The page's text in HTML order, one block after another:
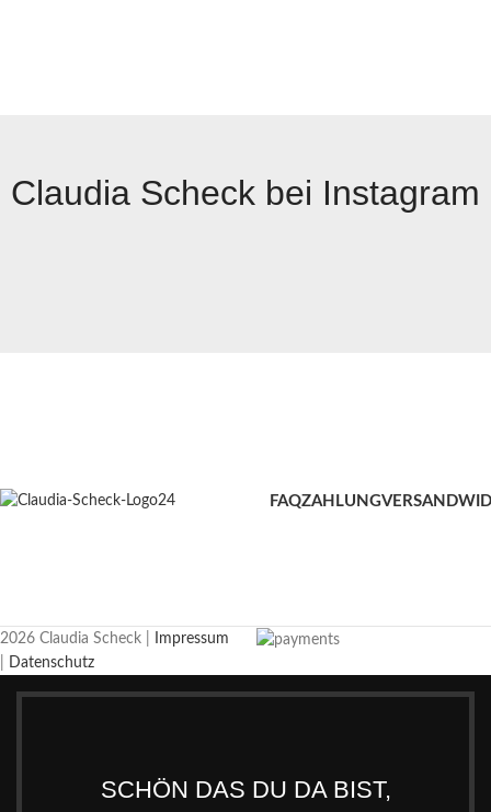
Claudia Scheck bei Instagram
FAQZAHLUNGVERSAND
2026 Claudia Scheck |
Impressum
Datenschutz
SCHÖN DAS DU DA BIST,